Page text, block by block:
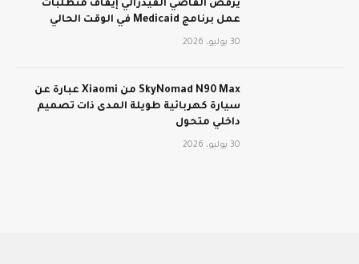
يرفض القاضي الفيدرالي إيقاف متطلبات
عمل برنامج Medicaid في الوقت الحالي
30 يوليو، 2026
SkyNomad N90 Max من Xiaomi عبارة عن
سيارة كهربائية طويلة المدى ذات تصميم
داخلي متحول
30 يوليو، 2026